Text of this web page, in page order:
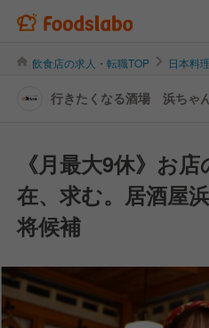
飲食店の求人・転職TOP 日本料
行きたくなる酒場 浜ちゃ
《月最大9休》お
在、求む。居酒屋
将候補